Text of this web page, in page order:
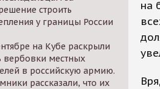
строить
у границы России
на Кубе раскрыли
вербовки местных
в российскую армию.
рассказали, что их
на